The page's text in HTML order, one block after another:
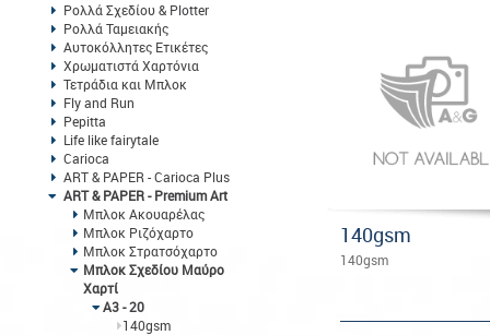
Ρολλά Σχεδίου & Plotter
Ρολλά Ταμειακής
Αυτοκόλλητες Ετικέτες
Χρωματιστά Χαρτόνια
Τετράδια και Μπλοκ
Fly and Run
Pepitta
Life like fairytale
Carioca
ART & PAPER - Carioca Plus
ART & PAPER - Premium Art
Μπλοκ Ακουαρέλας
Μπλοκ Ριζόχαρτο
Μπλοκ Στρατσόχαρτο
Μπλοκ Σχεδίου Μαύρο
Χαρτί
Α3 - 20
140gsm
140gsm
140gsm